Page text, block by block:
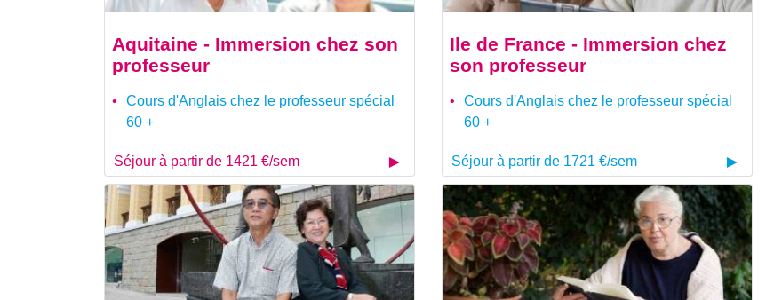
Aquitaine - Immersion chez son
professeur
Cours d'Anglais chez le professeur spécial
60 +
Séjour à partir de 1421 €/sem
Ile de France - Immersion chez
son professeur
Cours d'Anglais chez le professeur spécial
60 +
Séjour à partir de 1721 €/sem